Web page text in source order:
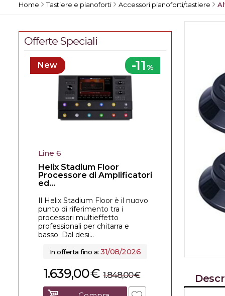
Home Tastiere e pianoforti Accessori pianoforti/tastiere
Offerte Speciali
-11 %
New
Line 6
Helix Stadium Floor
Processore di Amplificatori
ed...
Il Helix Stadium Floor è il nuovo
punto di riferimento tra i
processori multieffetto
professionali per chitarra e
basso. Dal desi...
In offerta fino a:31/08/2026
€
1.639,00 €
1.848,00